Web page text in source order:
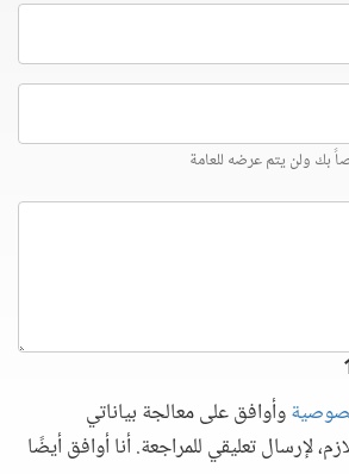
بك ولن يتم عرضه للعامة
وأوافق على معالجة بياناتي
لإرسال تعليقي للمراجعة. أنا أوافق أيضًا